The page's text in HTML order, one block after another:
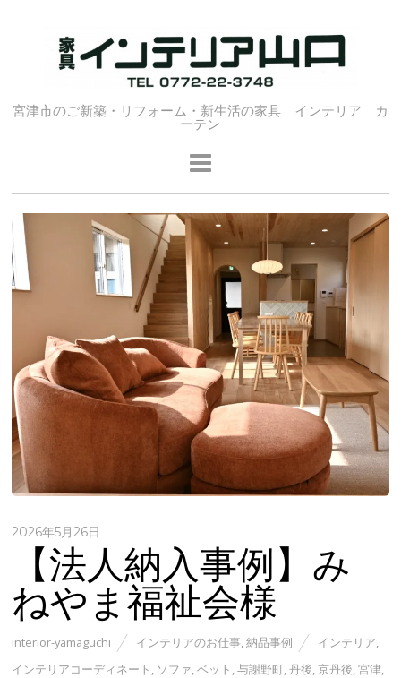
宮津市のご新築・リフォーム・新生活の家具 インテリア カ
ーテン
2026年5月26日
【法人納入事例】み
ねやま福祉会様
interior-yamaguchi インテリアのお仕事 ,納品事例 インテリア
インテリアコーディネート
ソファ ,ベット ,与謝野町 ,丹後 ,京丹後 ,宮津